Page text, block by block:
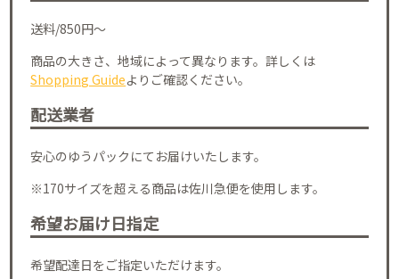
送料/850円～
商品の大きさ、地域によって異なります。詳しくは
Shopping Guideよりご確認ください。
配送業者
安心のゆうパックにてお届けいたします。
※170サイズを超える商品は佐川急便を使用します。
希望お届け日指定
希望配達日をご指定いただけます。